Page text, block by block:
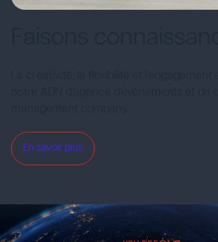
En savoir plus